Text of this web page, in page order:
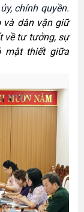
chính quyền.
và dân vận giữ
về tư tưởng, sự
mật thiết giữa